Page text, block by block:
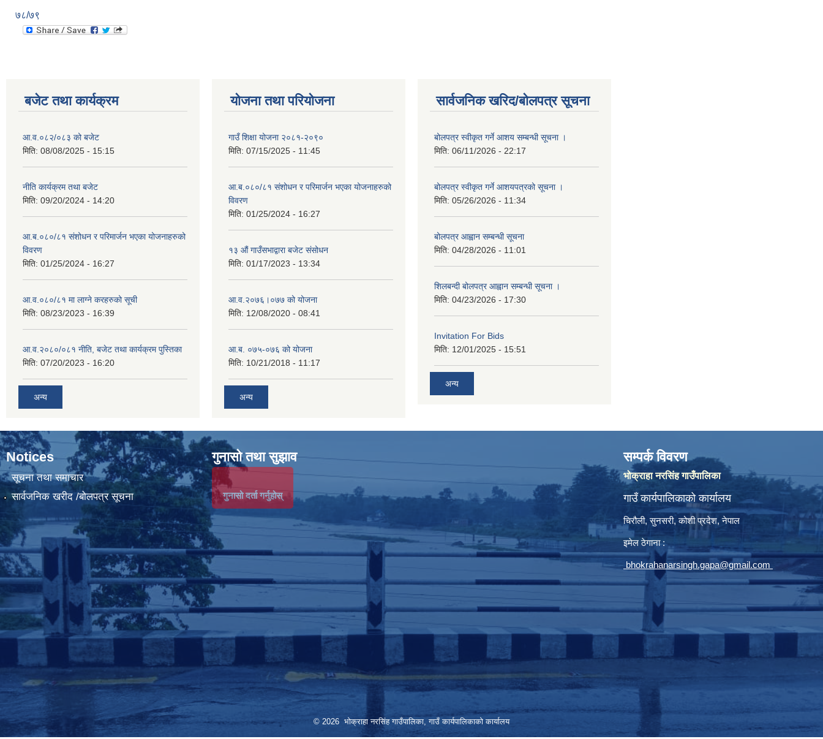
७८/७९
बजेट तथा कार्यक्रम
आ.व.०८२/०८३ को बजेट
मिति: 08/08/2025 - 15:15
नीति कार्यक्रम तथा बजेट
मिति: 09/20/2024 - 14:20
आ.ब.०८०/८१ संशोधन र परिमार्जन भएका योजनाहरुको
विवरण
मिति: 01/25/2024 - 16:27
आ.व.०८०/८१ मा लाग्ने करहरुको सूची
मिति: 08/23/2023 - 16:39
आ.व.२०८०/०८१ नीति, बजेट तथा कार्यक्रम पुस्तिका
मिति: 07/20/2023 - 16:20
अन्य
योजना तथा परियोजना
गाउँ शिक्षा योजना २०८१-२०९०
मिति: 07/15/2025 - 11:45
आ.ब.०८०/८१ संशोधन र परिमार्जन भएका योजनाहरुको
विवरण
मिति: 01/25/2024 - 16:27
१३ औं गाउँसभाद्वारा बजेट संसोधन
मिति: 01/17/2023 - 13:34
आ‍.व.२०७६।०७७ को योजना
मिति: 12/08/2020 - 08:41
आ.ब. ०७५-०७६ को योजना
मिति: 10/21/2018 - 11:17
अन्य
सार्वजनिक खरिद/बोलपत्र सूचना
बोलपत्र स्वीकृत गर्ने आशय सम्बन्धी सूचना ।
मिति: 06/11/2026 - 22:17
बोलपत्र स्वीकृत गर्ने आशयपत्रको सूचना ।
मिति: 05/26/2026 - 11:34
बोलपत्र आह्वान सम्बन्धी सूचना
मिति: 04/28/2026 - 11:01
शिलबन्दी बोलपत्र आह्वान सम्बन्धी सूचना ।
मिति: 04/23/2026 - 17:30
Invitation For Bids
मिति: 12/01/2025 - 15:51
अन्य
Notices
सूचना तथा समाचार
सार्वजनिक खरीद /बोलपत्र सूचना
गुनासो तथा सुझाव
गुनासो दर्ता गर्नुहोस्
सम्पर्क विवरण
भोक्राहा नरसिंह गाउँपालिका
गाउँ कार्यपालिकाको कार्यालय
चिरौली, सुनसरी, कोशी प्रदेश, नेपाल
इमेल ठेगाना :
bhokrahanarsingh.gapa@gmail.com
© 2026 भोक्राहा नरसिंह गाउँपालिका, गाउँ कार्यपालिकाको कार्यालय